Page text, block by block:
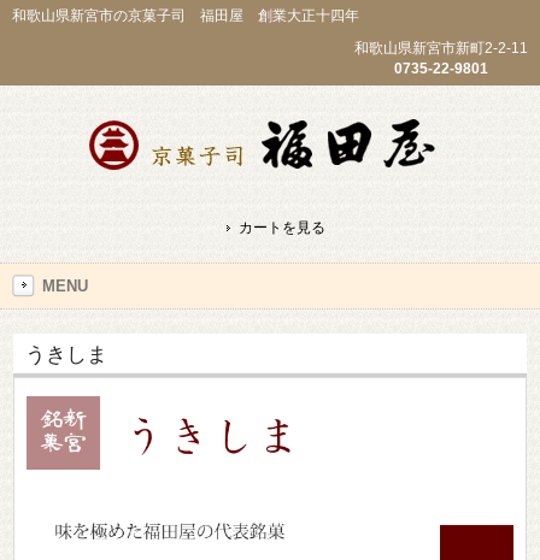
和歌山県新宮市の京菓子司 福田屋 創業大正十四年
和歌山県新宮市新町2-2-11
0735-22-9801
カートを見る
MENU
うきしま